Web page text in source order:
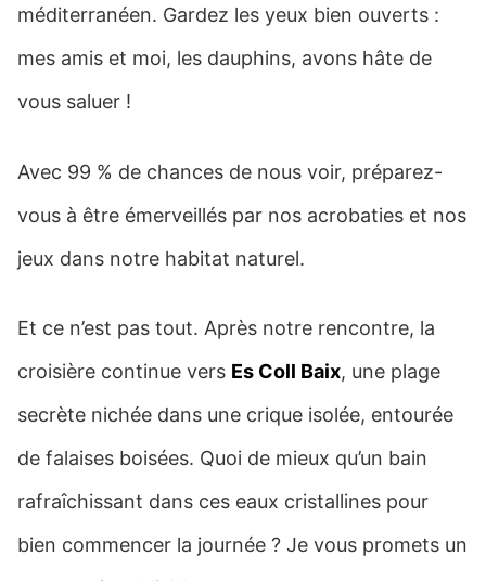
méditerranéen. Gardez les yeux bien ouverts :
mes amis et moi, les dauphins, avons hâte de
vous saluer !
Avec 99 % de chances de nous voir, préparez-
vous à être émerveillés par nos acrobaties et nos
jeux dans notre habitat naturel.
Et ce n’est pas tout. Après notre rencontre, la
croisière continue vers Es Coll Baix, une plage
secrète nichée dans une crique isolée, entourée
de falaises boisées. Quoi de mieux qu’un bain
rafraîchissant dans ces eaux cristallines pour
bien commencer la journée ? Je vous promets un